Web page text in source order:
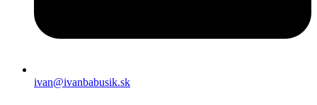
ivan@ivanbabusik.sk